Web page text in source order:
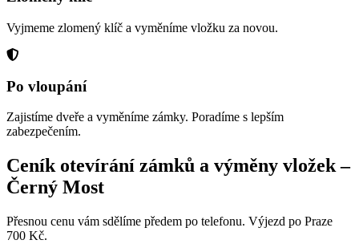
Vyjmeme zlomený klíč a vyměníme vložku za novou.
Po vloupání
Zajistíme dveře a vyměníme zámky. Poradíme s lepším
zabezpečením.
Ceník otevírání zámků a výměny vložek –
Černý Most
Přesnou cenu vám sdělíme předem po telefonu. Výjezd po Praze
700 Kč.